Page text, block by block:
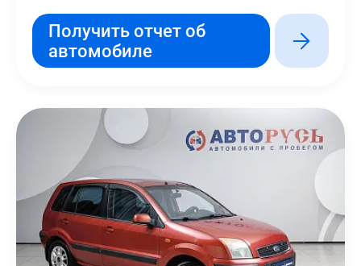
Получить отчет об
автомобиле